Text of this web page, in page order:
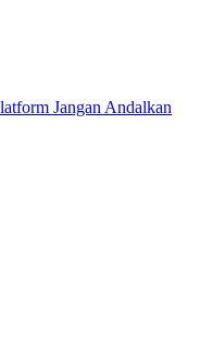
Jangan Andalkan